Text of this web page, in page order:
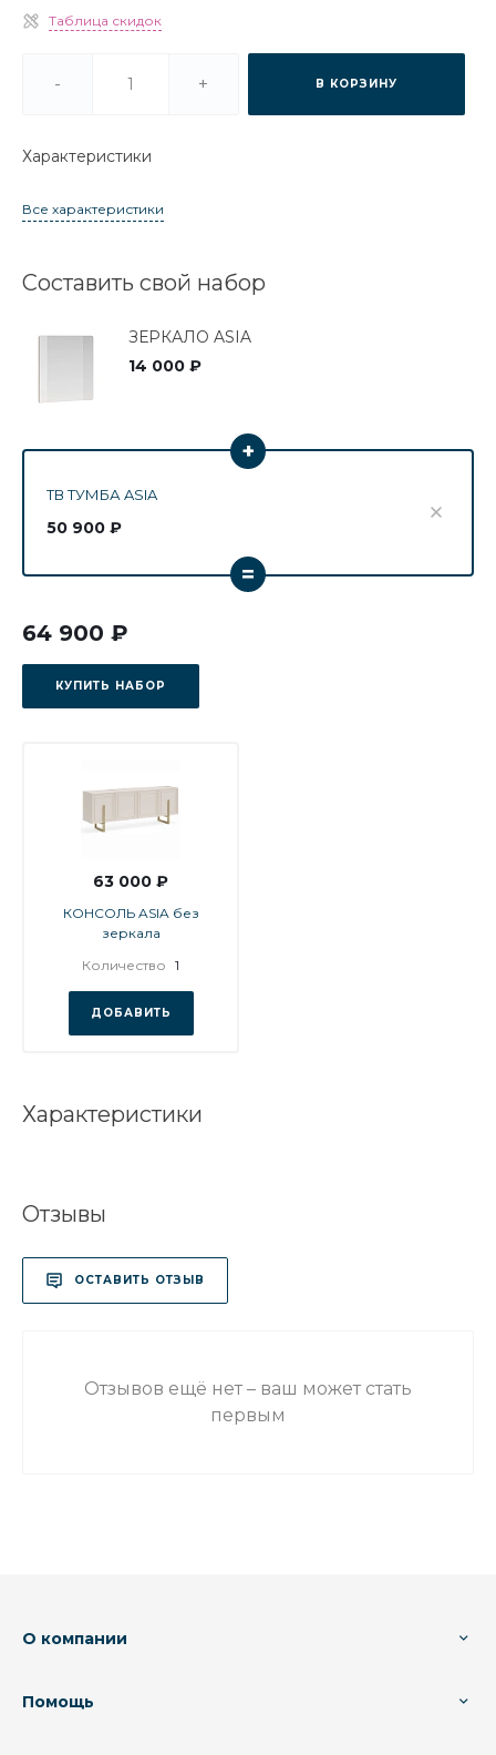
Таблица скидок
- + В КОРЗИНУ
Характеристики
Все характеристики
Составить свой набор
ЗЕРКАЛО ASIA
14 000 ₽
ТВ ТУМБА ASIA
50 900 ₽
+
=
64 900 ₽
КУПИТЬ НАБОР
63 000 ₽
КОНСОЛЬ ASIA без
зеркала
Количество 1
ДОБАВИТЬ
Характеристики
Отзывы
ОСТАВИТЬ ОТЗЫВ
Отзывов ещё нет – ваш может стать
первым
О компании
Помощь